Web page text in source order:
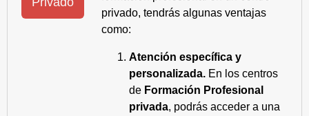
privado, tendrás algunas ventajas
como:
Atención específica y
personalizada. En los centros
de Formación Profesional
privada, podrás acceder a una